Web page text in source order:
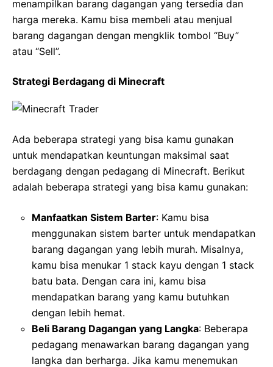
menampilkan barang dagangan yang tersedia dan
harga mereka. Kamu bisa membeli atau menjual
barang dagangan dengan mengklik tombol “Buy”
atau “Sell”.
Strategi Berdagang di Minecraft
Ada beberapa strategi yang bisa kamu gunakan
untuk mendapatkan keuntungan maksimal saat
berdagang dengan pedagang di Minecraft. Berikut
adalah beberapa strategi yang bisa kamu gunakan:
Manfaatkan Sistem Barter: Kamu bisa
menggunakan sistem barter untuk mendapatkan
barang dagangan yang lebih murah. Misalnya,
kamu bisa menukar 1 stack kayu dengan 1 stack
batu bata. Dengan cara ini, kamu bisa
mendapatkan barang yang kamu butuhkan
dengan lebih hemat.
Beli Barang Dagangan yang Langka: Beberapa
pedagang menawarkan barang dagangan yang
langka dan berharga. Jika kamu menemukan